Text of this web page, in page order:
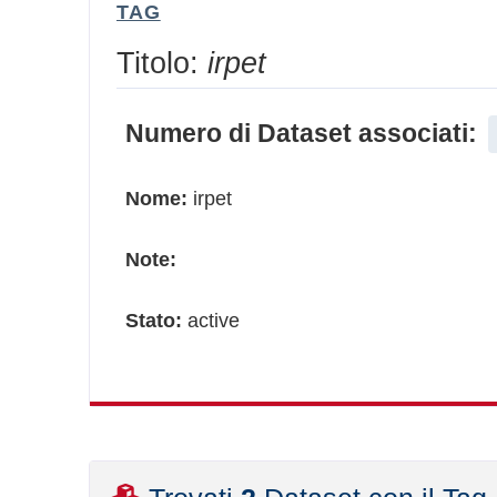
TAG
Titolo: irpet
Numero di Dataset associati:
Nome: irpet
Note:
Stato: active